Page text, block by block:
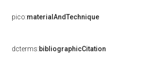
pico:materialAndTechnique
dcterms:bibliographicCitation